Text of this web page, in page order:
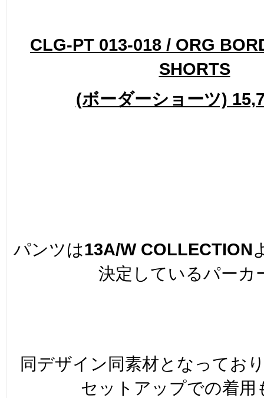
CLG-PT 013-018 / ORG
SHORTS
(ボーダーショーツ)
パンツは13A/W COLLECTION
決定しているパーカ
同デザイン同素材となってお
セットアップでの着用